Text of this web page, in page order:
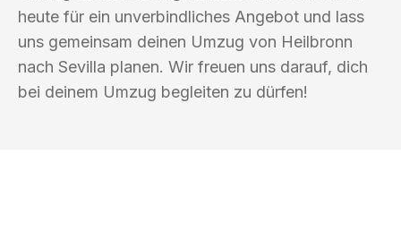
heute für ein unverbindliches Angebot und lass
uns gemeinsam deinen Umzug von Heilbronn
nach Sevilla planen. Wir freuen uns darauf, dich
bei deinem Umzug begleiten zu dürfen!